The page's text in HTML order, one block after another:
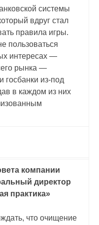
системы
вдруг стал
правила игры.
пользоваться
интересах —
рынка —
госбанки из-под
в каждом из них
компании
директор
практика»
что очищение